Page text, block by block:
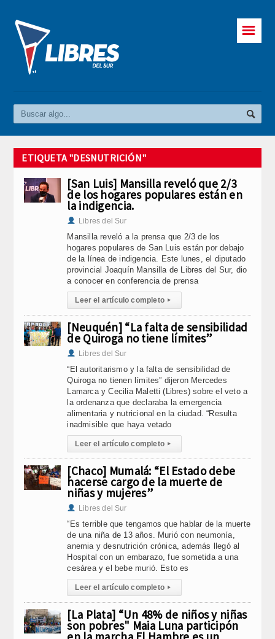
☰
ETIQUETA "DESNUTRICIÓN"
[San Luis] Mansilla reveló que 2/3
de los hogares populares están en
la indigencia.
Libres del Sur
Mansilla reveló a la prensa que 2/3 de los
hogares populares de San Luis están por debajo
de la línea de indigencia. Este lunes, el diputado
provincial Joaquín Mansilla de Libres del Sur, dio
a conocer en conferencia de prensa
Leer el artículo completo ▸
[Neuquén] “La falta de sensibilidad
de Quiroga no tiene límites”
Libres del Sur
“El autoritarismo y la falta de sensibilidad de
Quiroga no tienen límites” dijeron Mercedes
Lamarca y Cecilia Maletti (Libres) sobre el veto a
la ordenanza que declaraba la emergencia
alimentaria y nutricional en la ciudad. “Resulta
inadmisible que haya vetado
Leer el artículo completo ▸
[Chaco] Mumalá: “El Estado debe
hacerse cargo de la muerte de
niñas y mujeres”
Libres del Sur
“Es terrible que tengamos que hablar de la muerte
de una niña de 13 años. Murió con neumonía,
anemia y desnutrición crónica, además llegó al
Hospital con un embarazo, fue sometida a una
cesárea y el bebe murió. Esto es
Leer el artículo completo ▸
[La Plata] “Un 48% de niños y niñas
son pobres" Maia Luna participón